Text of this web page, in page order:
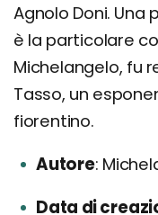
Agnolo Doni.
è la particolare
Michelangelo, fu
Tasso, un
fiorentino.
Autore
Data di